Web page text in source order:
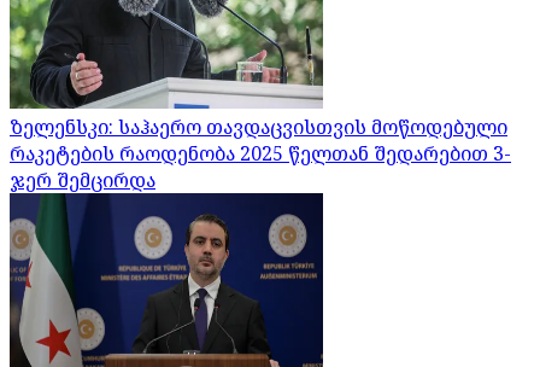
ზელენსკი: საჰაერო თავდაცვისთვის მოწოდებული
რაკეტების რაოდენობა 2025 წელთან შედარებით 3-
ჯერ შემცირდა